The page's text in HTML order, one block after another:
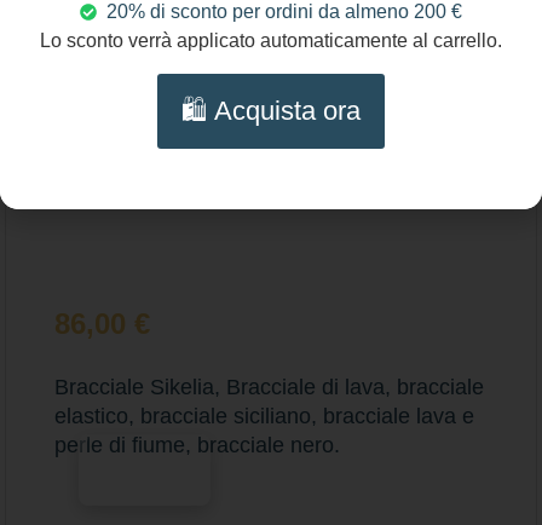
86,00 €
Bracciale Sikelia, Bracciale di lava, bracciale
elastico, bracciale siciliano, bracciale lava e
perle di fiume, bracciale nero.
20% di sconto per ordini da almeno 200 €
Lo sconto verrà applicato automaticamente al carrello.
🛍️ Acquista ora